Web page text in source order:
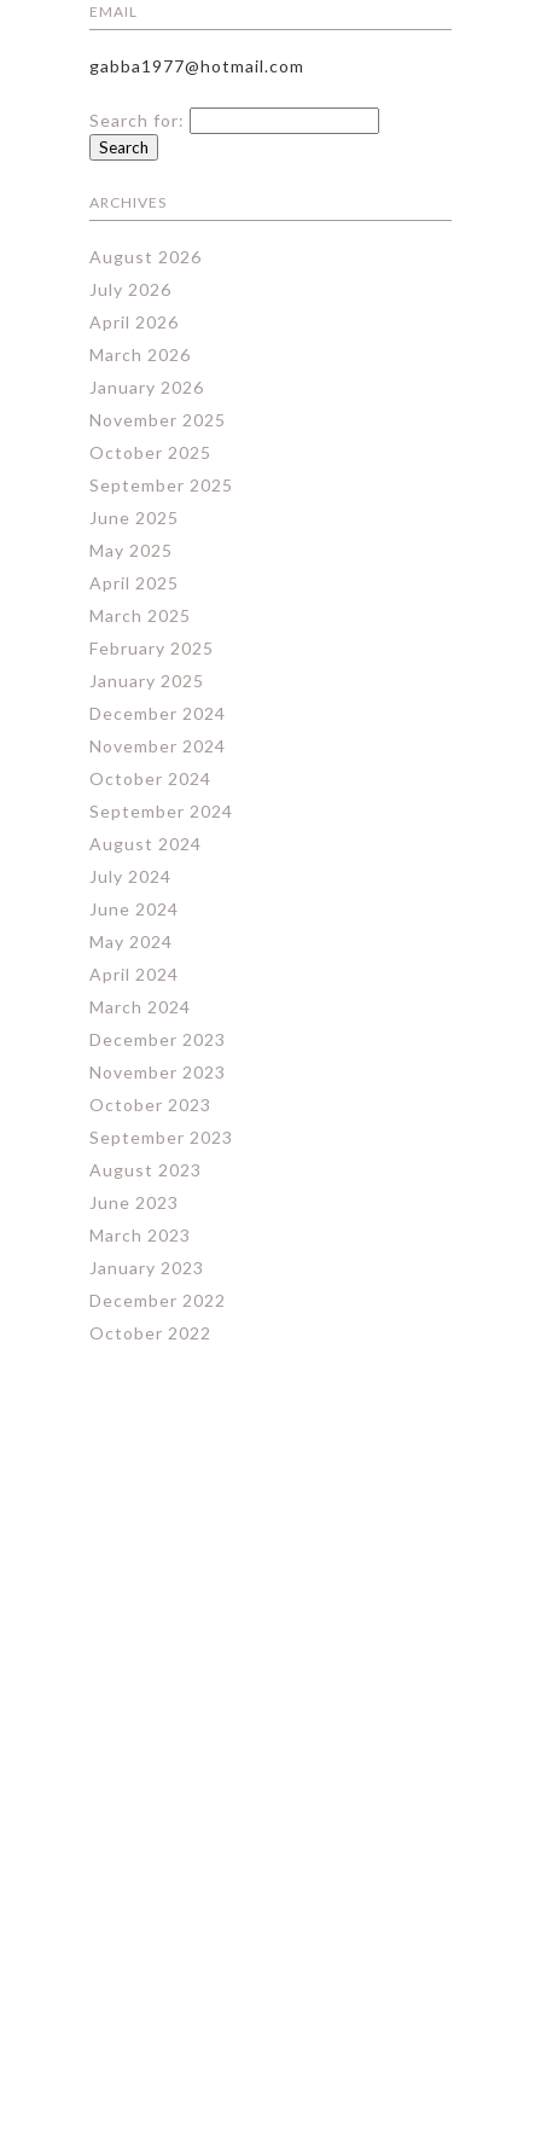
EMAIL
gabba1977@hotmail.com
Search for:
ARCHIVES
August 2026
July 2026
April 2026
March 2026
January 2026
November 2025
October 2025
September 2025
June 2025
May 2025
April 2025
March 2025
February 2025
January 2025
December 2024
November 2024
October 2024
September 2024
August 2024
July 2024
June 2024
May 2024
April 2024
March 2024
December 2023
November 2023
October 2023
September 2023
August 2023
June 2023
March 2023
January 2023
December 2022
October 2022